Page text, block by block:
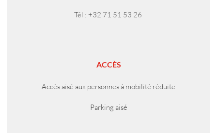
Tél : +32 71 51 53 26
ACCÈS
Accès aisé aux personnes à mobilité réduite
Parking aisé